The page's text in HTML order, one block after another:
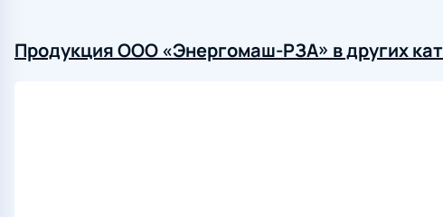
Продукция ООО «Энергомаш-РЗА» в других